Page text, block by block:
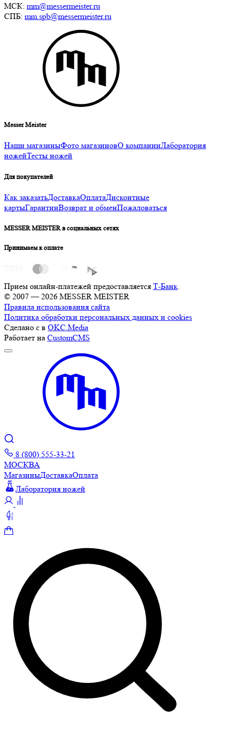
МСК: mm@messermeister.ru
СПБ: mm.spb@messermeister.ru
Messer Meister
Наши магазиныФото магазиновО компанииЛаборатория
ножейТесты ножей
Для покупателей
Как заказатьДоставкаОплатаДисконтные
картыГарантииВозврат и обменПожаловаться
MESSER MEISTER в социальных сетях
Принимаем к оплате
Прием онлайн-платежей предоставляется Т-Банк.
© 2007 — 2026 MESSER MEISTER
Правила использования сайта
Политика обработки персональных данных и cookies
Сделано с в OKC.Media
Работает на CustomCMS
8 (800) 555-33-21
МОСКВА
МагазиныДоставкаОплата
Лаборатория ножей